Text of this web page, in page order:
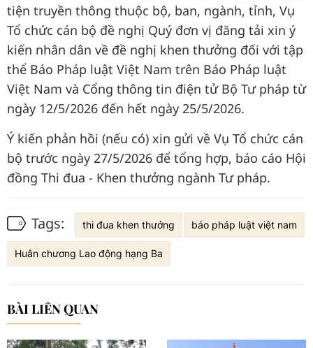
tiện truyền thông thuộc bộ, ban, ngành, tỉnh, Vụ
Tổ chức cán bộ đề nghị Quý đơn vị đăng tải xin ý
kiến nhân dân về đề nghị khen thưởng đối với tập
thể Báo Pháp luật Việt Nam trên Báo Pháp luật
Việt Nam và Cổng thông tin điện tử Bộ Tư pháp từ
ngày 12/5/2026 đến hết ngày 25/5/2026.
Ý kiến phản hồi (nếu có) xin gửi về Vụ Tổ chức cán
bộ trước ngày 27/5/2026 để tổng hợp, báo cáo Hội
đồng Thi đua - Khen thưởng ngành Tư pháp.
Tags: thi đua khen thưởng báo pháp luật việt nam
Huân chương Lao động hạng Ba
BÀI LIÊN QUAN